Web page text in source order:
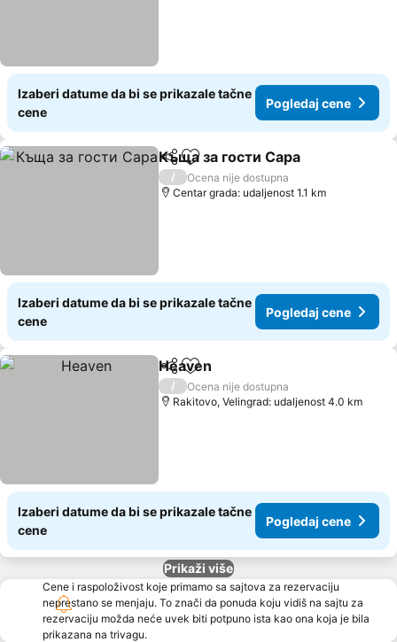
Izaberi datume da bi se prikazale tačne
cene
Pogledaj cene
Deli Dodati u favorite
Къща за гости Сара
/
Ocena nije dostupna
Centar grada: udaljenost 1.1 km
Izaberi datume da bi se prikazale tačne
cene
Pogledaj cene
Deli Dodati u favorite
Heaven
/
Ocena nije dostupna
Rakitovo, Velingrad: udaljenost 4.0 km
Izaberi datume da bi se prikazale tačne
cene
Pogledaj cene
Prikaži više
Cene i raspoloživost koje primamo sa sajtova za rezervaciju
neprestano se menjaju. To znači da ponuda koju vidiš na sajtu za
rezervaciju možda neće uvek biti potpuno ista kao ona koja je bila
prikazana na trivagu.